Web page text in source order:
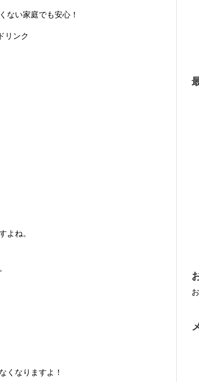
ない家庭でも安心！
リンク
よね。
くなりますよ！